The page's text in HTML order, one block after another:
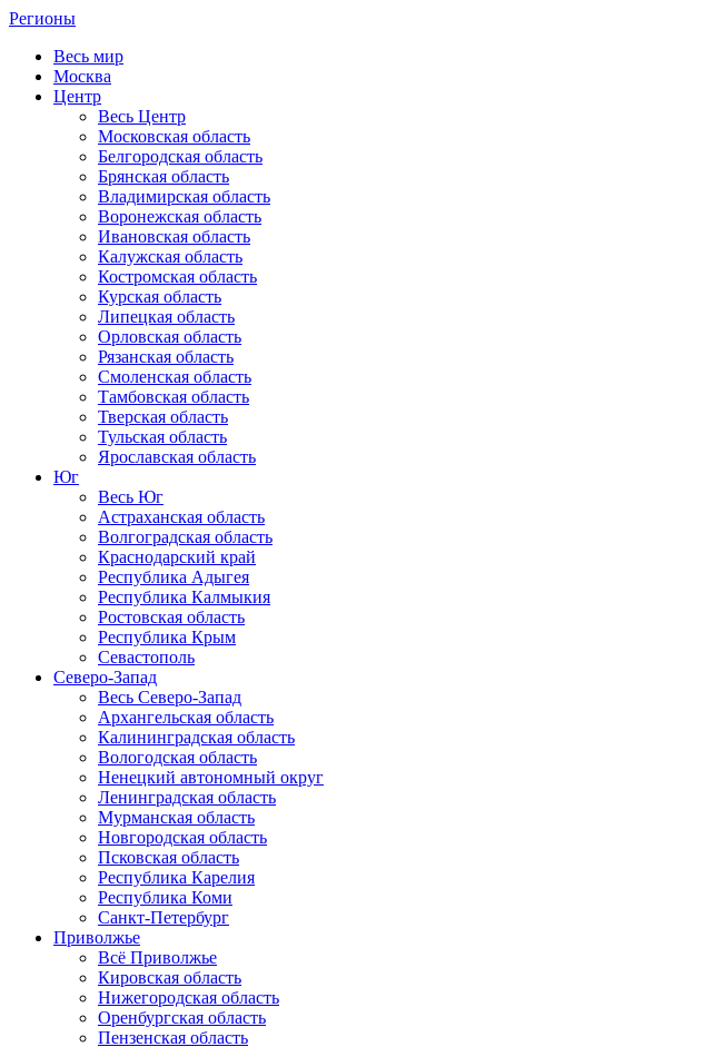
Регионы
Весь мир
Москва
Центр
Весь Центр
Московская область
Белгородская область
Брянская область
Владимирская область
Воронежская область
Ивановская область
Калужская область
Костромская область
Курская область
Липецкая область
Орловская область
Рязанская область
Смоленская область
Тамбовская область
Тверская область
Тульская область
Ярославская область
Юг
Весь Юг
Астраханская область
Волгоградская область
Краснодарский край
Республика Адыгея
Республика Калмыкия
Ростовская область
Республика Крым
Севастополь
Северо-Запад
Весь Северо-Запад
Архангельская область
Калининградская область
Вологодская область
Ненецкий автономный округ
Ленинградская область
Мурманская область
Новгородская область
Псковская область
Республика Карелия
Республика Коми
Санкт-Петербург
Приволжье
Всё Приволжье
Кировская область
Нижегородская область
Оренбургская область
Пензенская область